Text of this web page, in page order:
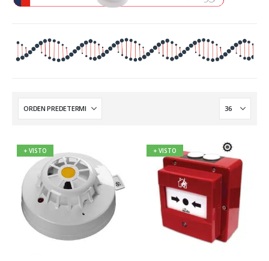
+ VISTO + VISTO